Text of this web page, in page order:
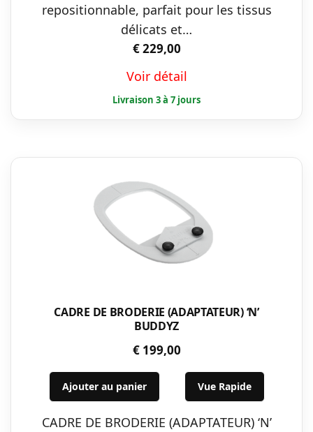
repositionnable, parfait pour les tissus
délicats et…
€229,00
Voir détail
CADRE DE BRODERIE (ADAPTATEUR) ‘N’
BUDDYZ
€199,00
Ajouter au panier Vue Rapide
CADRE DE BRODERIE (ADAPTATEUR) ‘N’